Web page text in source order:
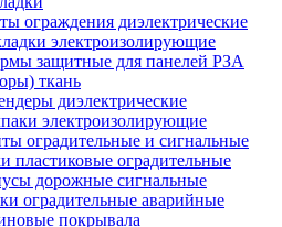
ограждения диэлектрические
электроизолирующие
защитные для панелей РЗА
ткань
диэлектрические
электроизолирующие
оградительные и сигнальные
пластиковые оградительные
дорожные сигнальные
оградительные аварийные
покрывала